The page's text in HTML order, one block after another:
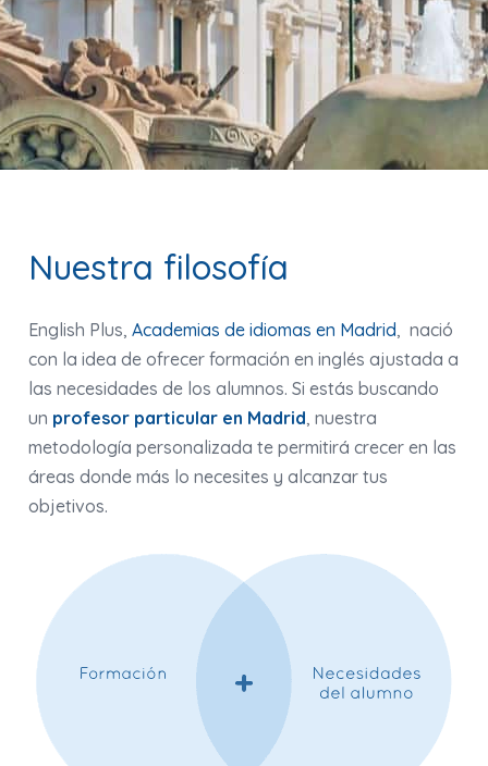
Nuestra filosofía
English Plus,Academias de idiomas en Madrid, nació
con la idea de ofrecer formación en inglés ajustada a
las necesidades de los alumnos. Si estás buscando
un profesor particular en Madrid, nuestra
metodología personalizada te permitirá crecer en las
áreas donde más lo necesites y alcanzar tus
objetivos.